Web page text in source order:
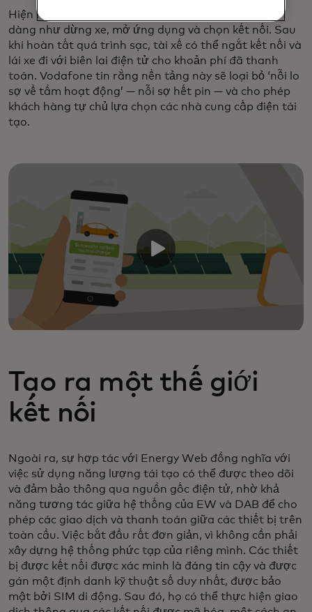
Hiện nay, thanh toán tại các điểm sạc điện thật dễ
dàng như dừng xe, mở ứng dụng và chọn kết nối. Sau
khi hoàn tất quá trình sạc, tài xế có thể ngắt kết nối và
lái xe đi với biên lai điện tử cho khoản phí đã thanh
toán. Vodafone tin rằng nền tảng này sẽ loại bỏ ‘nỗi lo
sợ về tầm hoạt động’ — nỗi sợ hết pin — và cho phép
khách hàng tự chủ lựa chọn các nhà cung cấp điện tái
tạo.
Tạo ra một thế giới
kết nối
Ngoài ra, sự hợp tác với Energy Web đồng nghĩa với
việc sử dụng năng lượng tái tạo có thể được theo dõi
và đảm bảo thông qua nguồn gốc điện tử, nhờ khả
năng tương tác giữa hệ thống của EW và DAB để cho
phép các giao dịch và thanh toán giữa các thiết bị trên
toàn cầu. Việc bắt đầu rất đơn giản, vì không cần phải
xây dựng hệ thống phức tạp của riêng mình. Các thiết
bị được kết nối được xác minh là đáng tin cậy và được
gán một định danh kỹ thuật số duy nhất, được bảo
mật bởi SIM di động. Sau đó, họ có thể thực hiện giao